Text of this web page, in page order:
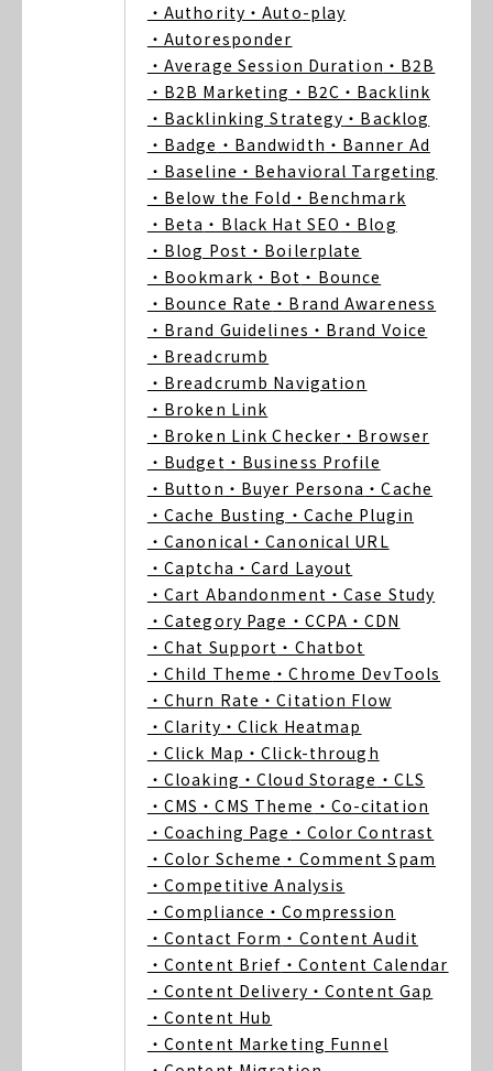
・Authority ・Auto-play
・Autoresponder
・Average Session Duration ・B2B
・B2B Marketing ・B2C ・Backlink
・Backlinking Strategy ・Backlog
・Badge ・Bandwidth ・Banner Ad
・Baseline ・Behavioral Targeting
・Below the Fold ・Benchmark
・Beta ・Black Hat SEO ・Blog
・Blog Post ・Boilerplate
・Bookmark ・Bot ・Bounce
・Bounce Rate ・Brand Awareness
・Brand Guidelines ・Brand Voice
・Breadcrumb
・Breadcrumb Navigation
・Broken Link
・Broken Link Checker ・Browser
・Budget ・Business Profile
・Button ・Buyer Persona ・Cache
・Cache Busting ・Cache Plugin
・Canonical ・Canonical URL
・Captcha ・Card Layout
・Cart Abandonment ・Case Study
・Category Page ・CCPA ・CDN
・Chat Support ・Chatbot
・Child Theme ・Chrome DevTools
・Churn Rate ・Citation Flow
・Clarity ・Click Heatmap
・Click Map ・Click-through
・Cloaking ・Cloud Storage ・CLS
・CMS ・CMS Theme ・Co-citation
・Coaching Page ・Color Contrast
・Color Scheme ・Comment Spam
・Competitive Analysis
・Compliance ・Compression
・Contact Form ・Content Audit
・Content Brief ・Content Calendar
・Content Delivery ・Content Gap
・Content Hub
・Content Marketing Funnel